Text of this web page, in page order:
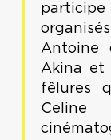
Antoine
Akina et
fêlures